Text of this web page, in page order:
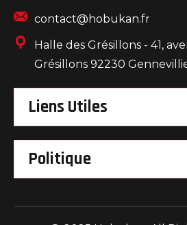
contact@hobukan.fr
Halle des Grésillons - 41,
Grésillons 92230
Liens Utiles
Politique